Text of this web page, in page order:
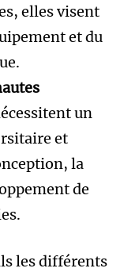
elles visent
et du
un
et
la
de
les différents